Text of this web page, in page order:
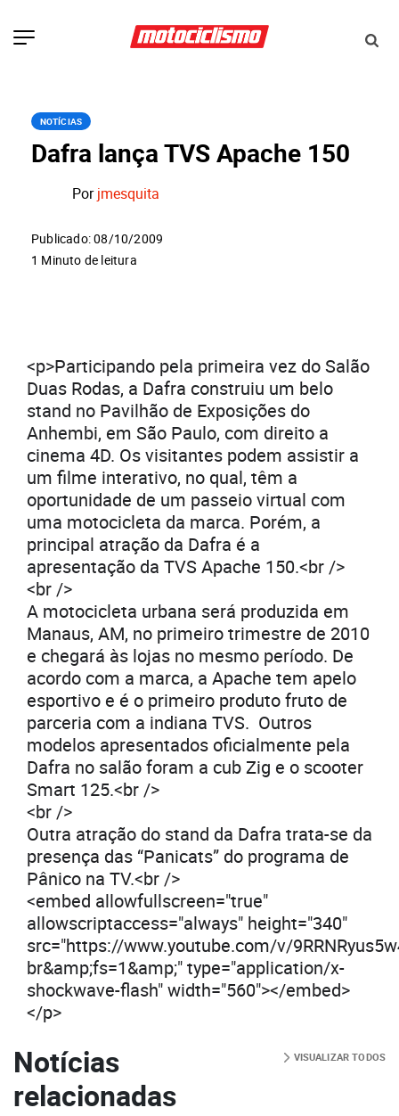
NOTÍCIAS
Dafra lança TVS Apache 150
Porjmesquita
Publicado: 08/10/2009
1 Minuto de leitura
<p>Participando pela primeira vez do Salão
Duas Rodas, a Dafra construiu um belo
stand no Pavilhão de Exposições do
Anhembi, em São Paulo, com direito a
cinema 4D. Os visitantes podem assistir a
um filme interativo, no qual, têm a
oportunidade de um passeio virtual com
uma motocicleta da marca. Porém, a
principal atração da Dafra é a
apresentação da TVS Apache 150.<br />
<br />
A motocicleta urbana será produzida em
Manaus, AM, no primeiro trimestre de 2010
e chegará às lojas no mesmo período. De
acordo com a marca, a Apache tem apelo
esportivo e é o primeiro produto fruto de
parceria com a indiana TVS. Outros
modelos apresentados oficialmente pela
Dafra no salão foram a cub Zig e o scooter
Smart 125.<br />
<br />
Outra atração do stand da Dafra trata-se da
presença das “Panicats” do programa de
Pânico na TV.<br />
<embed allowfullscreen="true"
allowscriptaccess="always" height="340"
src="https://www.youtube.com/v/
br&amp;fs=1&amp;" type="application/x-
shockwave-flash" width="560"></embed>
</p>
Notícias
relacionadas
VISUALIZAR TODOS